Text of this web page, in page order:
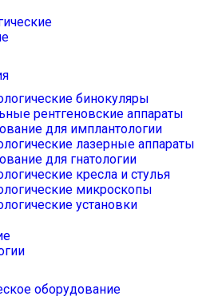
бинокуляры
рентгеновские аппараты
для имплантологии
лазерные аппараты
для гнатологии
кресла и стулья
микроскопы
установки
оборудование